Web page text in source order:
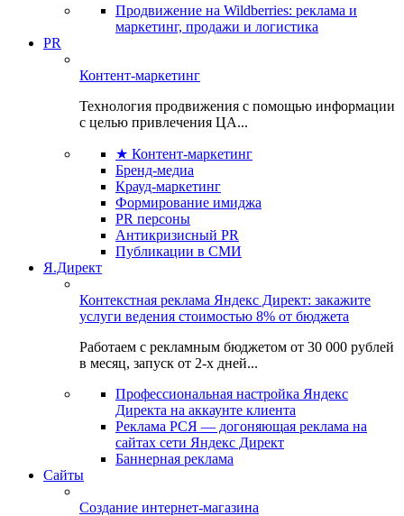
Продвижение на Wildberries: реклама и
маркетинг, продажи и логистика
PR
Контент-маркетинг
Технология продвижения с помощью информации
с целью привлечения ЦА...
★ Контент-маркетинг
Бренд-медиа
Крауд-маркетинг
Формирование имиджа
PR персоны
Антикризисный PR
Публикации в СМИ
Я.Директ
Контекстная реклама Яндекс Директ: закажите
услуги ведения стоимостью 8% от бюджета
Работаем с рекламным бюджетом от 30 000 рублей
в месяц, запуск от 2-х дней...
Профессиональная настройка Яндекс
Директа на аккаунте клиента
Реклама РСЯ — догоняющая реклама на
сайтах сети Яндекс Директ
Баннерная реклама
Сайты
Создание интернет-магазина